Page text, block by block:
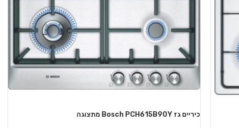
כיריים גז Bosch PCH615B90Y מתצוגה